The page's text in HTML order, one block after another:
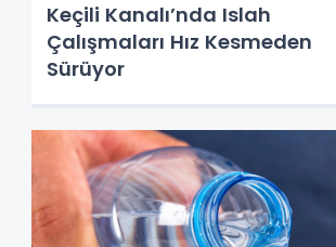
Keçili Kanalı’nda Islah
Çalışmaları Hız Kesmeden
Sürüyor